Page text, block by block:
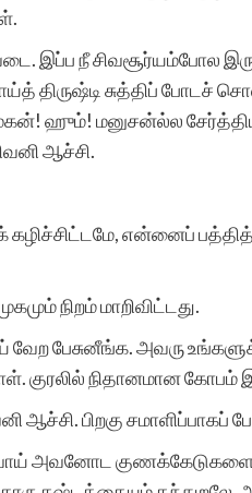
இப்ப நீ சிவசூர்யம்போல
திருஷ்டி சுத்திப் போடச்
மகன்! ஹும்! மனுசன்ல்ல
ஆச்சி.
கழிச்சிட்டமே, என்னைப்
நிறம் மாறிவிட்டது.
வேற பேசுனீங்க. அவரு
குரலில் நிதானமான கோபம்
பிறகு சமாளிப்பாகப்
அவனோட குணக்கேடுகளைப்